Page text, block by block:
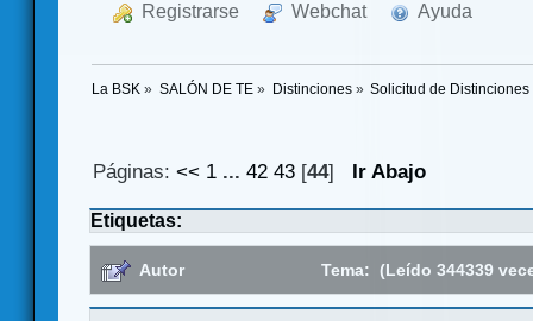
Registrarse Webchat Ayuda
La BSK » SALÓN DE TE » Distinciones» Solicitud de Distinciones
Páginas:<< 1 ...42 43 [44] Ir Abajo
Etiquetas:
Autor Tema: (Leído 344339